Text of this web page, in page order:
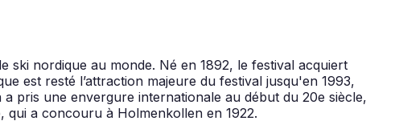
ski nordique au monde. Né en 1892, le festival acquiert
est resté l’attraction majeure du festival jusqu'en 1993,
pris une envergure internationale au début du 20e siècle,
qui a concouru à Holmenkollen en 1922.